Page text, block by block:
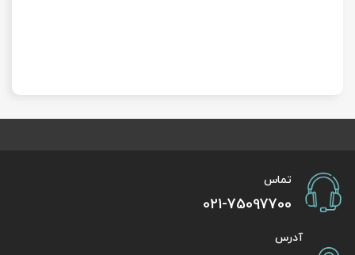
تماس
021-75097700
آدرس